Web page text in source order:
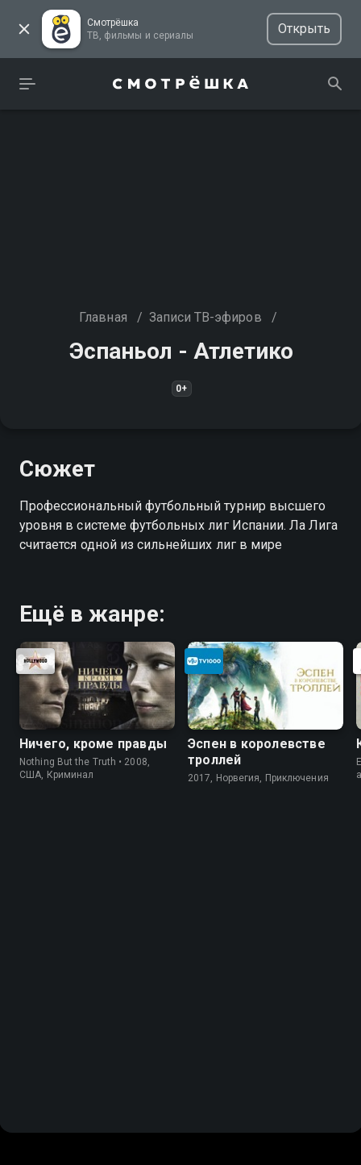
Смотрёшка
ТВ, фильмы и сериалы
Открыть
Главная / Записи ТВ-эфиров /
Эспаньол - Атлетико
0+
Сюжет
Профессиональный футбольный турнир высшего
уровня в системе футбольных лиг Испании. Ла Лига
считается одной из сильнейших лиг в мире
Ещё в жанре:
Ничего, кроме правды
Nothing But the Truth • 2008,
США, Криминал
Эспен в королевстве
троллей
2017, Норвегия, Приключения